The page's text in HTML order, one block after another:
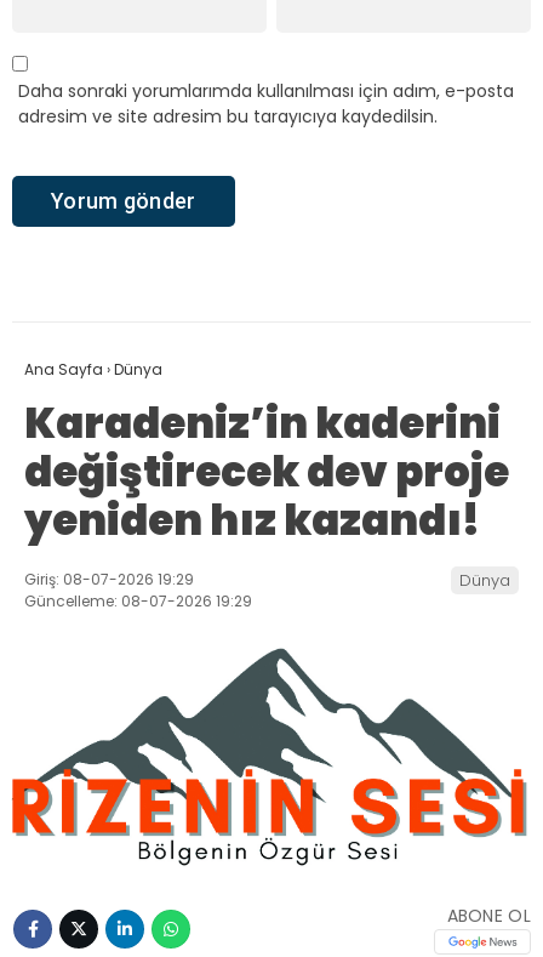
Daha sonraki yorumlarımda kullanılması için adım, e-posta
adresim ve site adresim bu tarayıcıya kaydedilsin.
Ana Sayfa ›Dünya
Karadeniz’in kaderini
değiştirecek dev proje
yeniden hız kazandı!
Giriş: 08-07-2026 19:29
Güncelleme: 08-07-2026 19:29
Dünya
ABONE OL